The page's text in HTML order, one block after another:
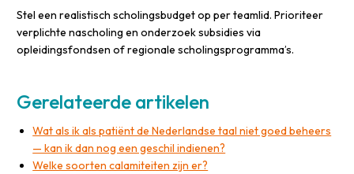
Stel een realistisch scholingsbudget op per teamlid. Prioriteer
verplichte nascholing en onderzoek subsidies via
opleidingsfondsen of regionale scholingsprogramma’s.
Gerelateerde artikelen
Wat als ik als patiënt de Nederlandse taal niet goed beheers
— kan ik dan nog een geschil indienen?
Welke soorten calamiteiten zijn er?